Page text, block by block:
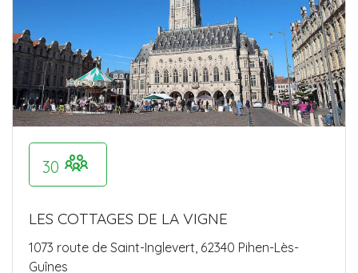
30
LES COTTAGES DE LA VIGNE
1073 route de Saint-Inglevert, 62340 Pihen-Lès-
Guînes